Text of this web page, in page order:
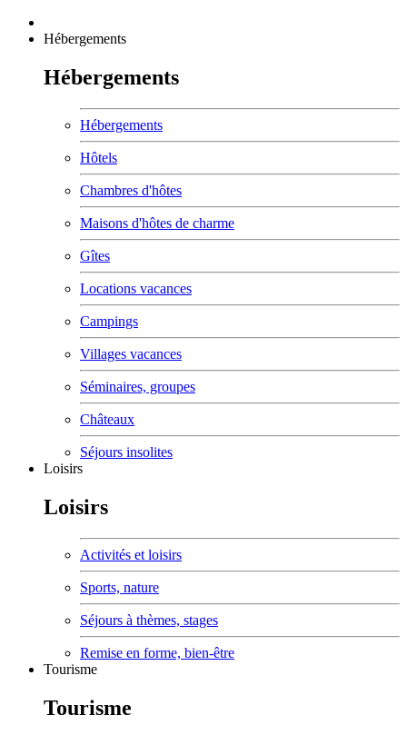
Hébergements
Hébergements
Hébergements
Hôtels
Chambres d'hôtes
Maisons d'hôtes de charme
Gîtes
Locations vacances
Campings
Villages vacances
Séminaires, groupes
Châteaux
Séjours insolites
Loisirs
Loisirs
Activités et loisirs
Sports, nature
Séjours à thèmes, stages
Remise en forme, bien-être
Tourisme
Tourisme